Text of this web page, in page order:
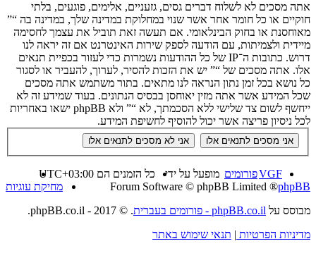
אתה מסכים לא לשלוח דברים גסים, גזעניים, אלימים, פוגעים, בלתי
חוקיים או כל חומר אחר אשר שנוי במחלוקת במדינה שלך, במדינה בה “”
מאוחסנת או בחוק הבינלאומי. אם תעשה זאת תוביל את עצמך לחסימה
מיידית ולצמיתות, עם הודעה לספק שירות האינטרנט אם זה יראה לנו
דרוש. כתובות ה־IP של כל ההודעות נשמרות כדי לעזור בכפיית תנאים
אלו. אתה מסכים של “” יש את הזכות להסיר, לערוך, להעביר או לסגור
כל נושא בכל זמן נתון הנראה לנו מתאים. בתור משתמש אתה מסכים
שכל המידע אשר אתה מזין יאוחסן בבסיס הנתונים. בעוד שמידע זה לא
ייחשף לשום צד שלישי ללא הסכמתך, לא “” ולא phpBB ישאו באחריות
לכל ניסיון פריצה אשר יכול להוסיף לחשיפת המידע.
VGFפורומים כל הזמנים הם UTC+03:00
מחיקת עוגיות
מופעל על ידי
phpBB
® Forum Software © phpBB Limited
מבוסס על phpBB.co.il - פורומים בעברית
. © 2017 - phpBB.co.il.
מדיניות הפרטיות | תנאי שימוש באתר